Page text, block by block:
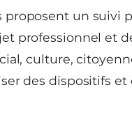
proposent un suivi
professionnel et
culture,
des dispositifs et